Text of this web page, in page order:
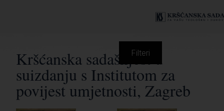
Filteri
Kršćanska sadašnjost u
suizdanju s Institutom za
povijest umjetnosti, Zagreb